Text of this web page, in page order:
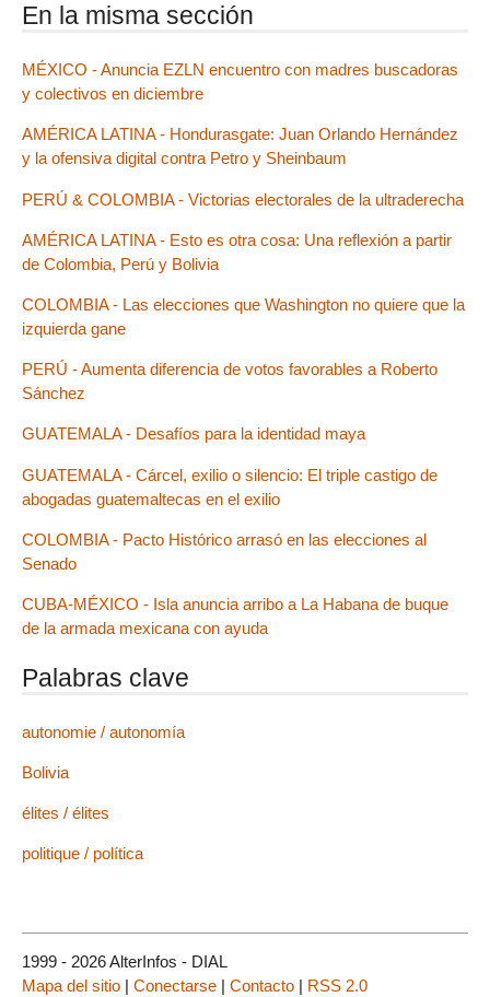
En la misma sección
MÉXICO - Anuncia EZLN encuentro con madres buscadoras
y colectivos en diciembre
AMÉRICA LATINA - Hondurasgate: Juan Orlando Hernández
y la ofensiva digital contra Petro y Sheinbaum
PERÚ & COLOMBIA - Victorias electorales de la ultraderecha
AMÉRICA LATINA - Esto es otra cosa: Una reflexión a partir
de Colombia, Perú y Bolivia
COLOMBIA - Las elecciones que Washington no quiere que la
izquierda gane
PERÚ - Aumenta diferencia de votos favorables a Roberto
Sánchez
GUATEMALA - Desafíos para la identidad maya
GUATEMALA - Cárcel, exilio o silencio: El triple castigo de
abogadas guatemaltecas en el exilio
COLOMBIA - Pacto Histórico arrasó en las elecciones al
Senado
CUBA-MÉXICO - Isla anuncia arribo a La Habana de buque
de la armada mexicana con ayuda
Palabras clave
autonomie / autonomía
Bolivia
élites / élites
politique / política
1999 - 2026 AlterInfos - DIAL
Mapa del sitio | Conectarse | Contacto | RSS 2.0